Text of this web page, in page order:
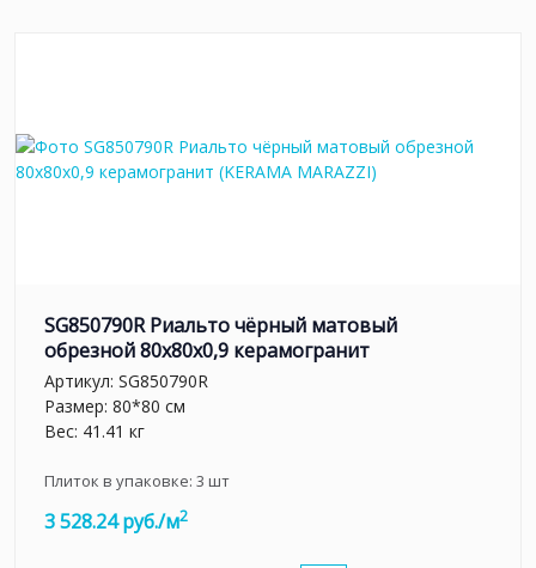
SG850790R Риальто чёрный матовый
обрезной 80x80x0,9 керамогранит
Артикул: SG850790R
Размер: 80*80 см
Вес: 41.41 кг
Плиток в упаковке: 3 шт
3 528.24 руб./м2